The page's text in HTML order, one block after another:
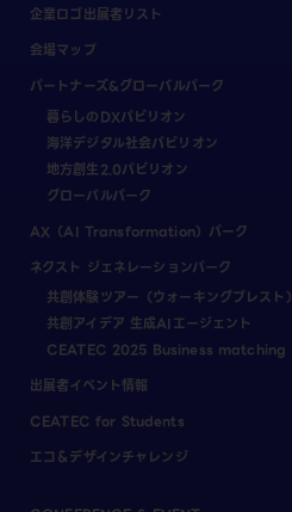
企業ロゴ出展者リスト
会場マップ
パートナーズ&グローバルパーク
暮らしのDXパビリオン
海洋デジタル社会パビリオン
地方創生2.0パビリオン
グローバルパーク
AX（AI Transformation）パーク
ネクスト ジェネレーションパーク
共創体験ツアー（ウォーキングブレスト）
共創アイデア 生成AIエージェント
CEATEC 2025 Business matching
出展者イベント情報
CEATEC for Students
エコ＆デザインチャレンジ